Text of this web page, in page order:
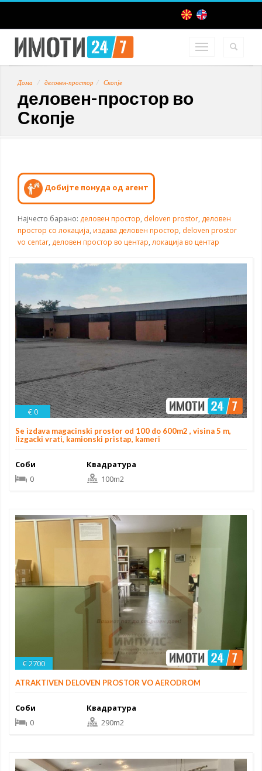
Дома деловен-простор Скопје
деловен-простор во
Скопје
Добијте понуда од агент
Најчесто барано: деловен простор, deloven prostor, деловен
простор со локација, издава деловен простор, deloven prostor
vo centar, деловен простор во центар, локација во центар
€ 0
Se izdava magacinski prostor od 100 do 600m2 , visina 5 m,
lizgacki vrati, kamionski pristap, kameri
Соби
0
Квадратура
100m2
€ 2700
ATRAKTIVEN DELOVEN PROSTOR VO AERODROM
Соби
0
Квадратура
290m2